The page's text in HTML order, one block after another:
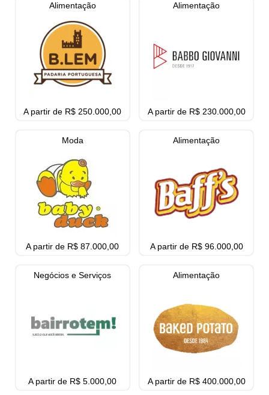
Alimentação
A partir de R$ 250.000,00
Alimentação
A partir de R$ 230.000,00
Moda
A partir de R$ 87.000,00
Alimentação
A partir de R$ 96.000,00
Negócios e Serviços
A partir de R$ 5.000,00
Alimentação
A partir de R$ 400.000,00